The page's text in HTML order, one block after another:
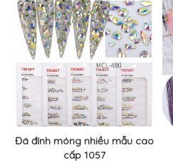
Đá đính móng nhiều mẫu cao
cấp 1057